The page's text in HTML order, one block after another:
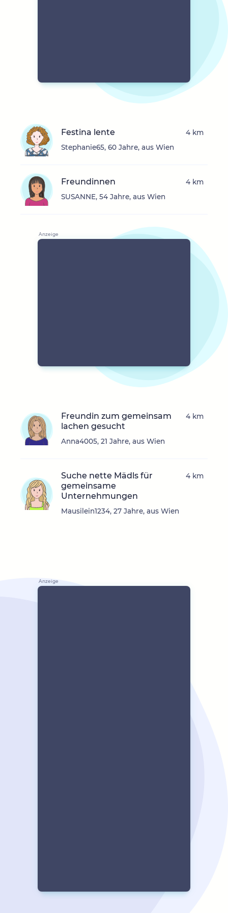
Festina lente
Stephanie65, 60 Jahre, aus Wien
4 km
Freundinnen
SUSANNE, 54 Jahre, aus Wien
4 km
Freundin zum gemeinsam
lachen gesucht
Anna4005, 21 Jahre, aus Wien
4 km
Suche nette Mädls für
gemeinsame
Unternehmungen
Mausilein1234, 27 Jahre, aus Wien
4 km